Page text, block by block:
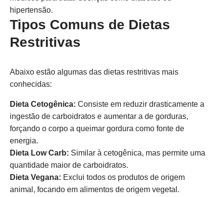
hipertensão.
Tipos Comuns de Dietas
Restritivas
Abaixo estão algumas das dietas restritivas mais
conhecidas:
Dieta Cetogênica: Consiste em reduzir drasticamente a
ingestão de carboidratos e aumentar a de gorduras,
forçando o corpo a queimar gordura como fonte de
energia.
Dieta Low Carb: Similar à cetogênica, mas permite uma
quantidade maior de carboidratos.
Dieta Vegana: Exclui todos os produtos de origem
animal, focando em alimentos de origem vegetal.